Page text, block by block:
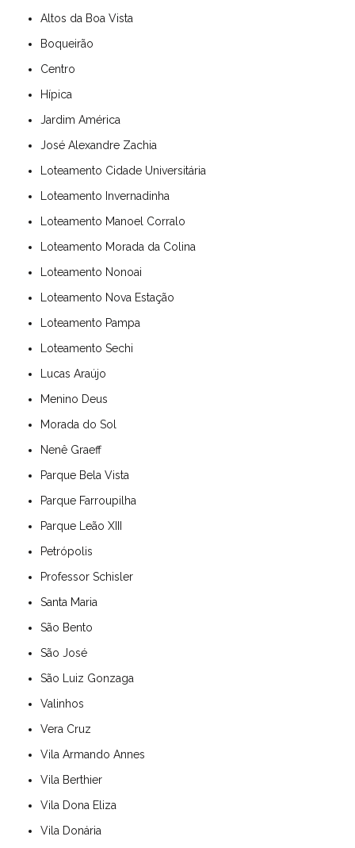
Altos da Boa Vista
Boqueirão
Centro
Hípica
Jardim América
José Alexandre Zachia
Loteamento Cidade Universitária
Loteamento Invernadinha
Loteamento Manoel Corralo
Loteamento Morada da Colina
Loteamento Nonoai
Loteamento Nova Estação
Loteamento Pampa
Loteamento Sechi
Lucas Araújo
Menino Deus
Morada do Sol
Nenê Graeff
Parque Bela Vista
Parque Farroupilha
Parque Leão XIII
Petrópolis
Professor Schisler
Santa Maria
São Bento
São José
São Luiz Gonzaga
Valinhos
Vera Cruz
Vila Armando Annes
Vila Berthier
Vila Dona Eliza
Vila Donária